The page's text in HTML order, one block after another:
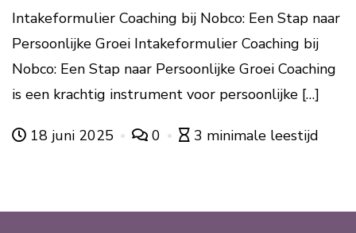
Intakeformulier Coaching bij Nobco: Een Stap naar
Persoonlijke Groei Intakeformulier Coaching bij
Nobco: Een Stap naar Persoonlijke Groei Coaching
is een krachtig instrument voor persoonlijke […]
18 juni 2025 0 3 minimale leestijd